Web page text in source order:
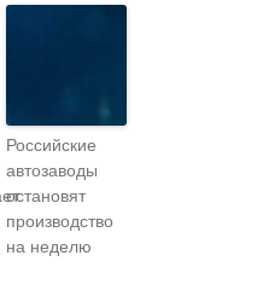
Российские
автозаводы
остановят
производство
на неделю